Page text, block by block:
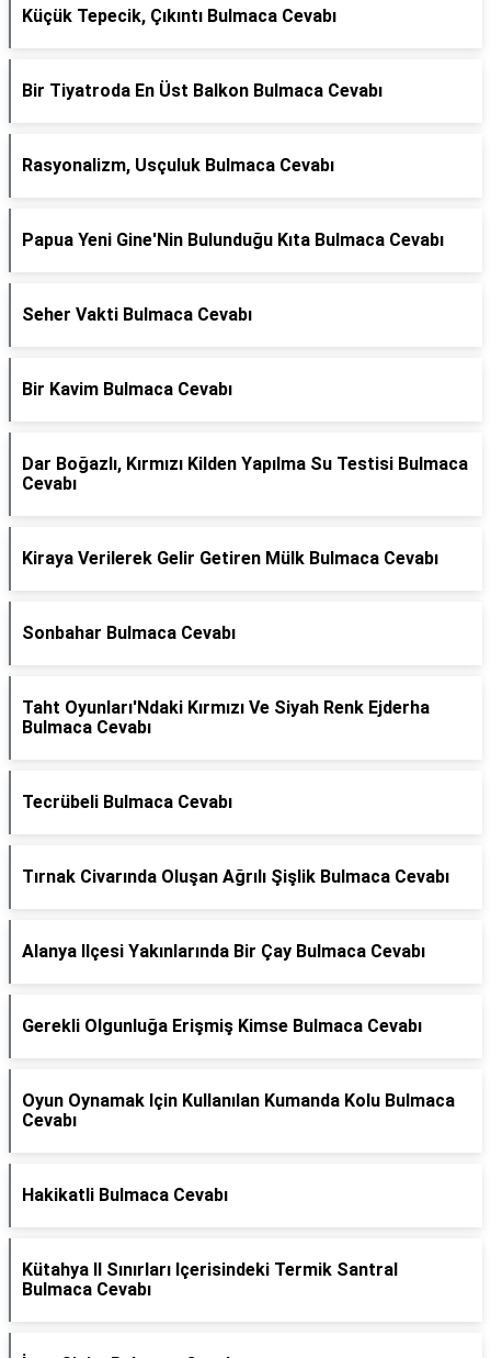
Küçük Tepecik, Çıkıntı Bulmaca Cevabı
Bir Tiyatroda En Üst Balkon Bulmaca Cevabı
Rasyonalizm, Usçuluk Bulmaca Cevabı
Papua Yeni Gine'Nin Bulunduğu Kıta Bulmaca Cevabı
Seher Vakti Bulmaca Cevabı
Bir Kavim Bulmaca Cevabı
Dar Boğazlı, Kırmızı Kilden Yapılma Su Testisi Bulmaca
Cevabı
Kiraya Verilerek Gelir Getiren Mülk Bulmaca Cevabı
Sonbahar Bulmaca Cevabı
Taht Oyunları'Ndaki Kırmızı Ve Siyah Renk Ejderha
Bulmaca Cevabı
Tecrübeli Bulmaca Cevabı
Tırnak Civarında Oluşan Ağrılı Şişlik Bulmaca Cevabı
Alanya Ilçesi Yakınlarında Bir Çay Bulmaca Cevabı
Gerekli Olgunluğa Erişmiş Kimse Bulmaca Cevabı
Oyun Oynamak Için Kullanılan Kumanda Kolu Bulmaca
Cevabı
Hakikatli Bulmaca Cevabı
Kütahya Il Sınırları Içerisindeki Termik Santral
Bulmaca Cevabı